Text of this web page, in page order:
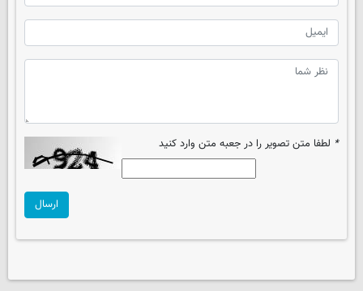
* لطفا متن تصویر را در جعبه متن وارد کنید
ارسال